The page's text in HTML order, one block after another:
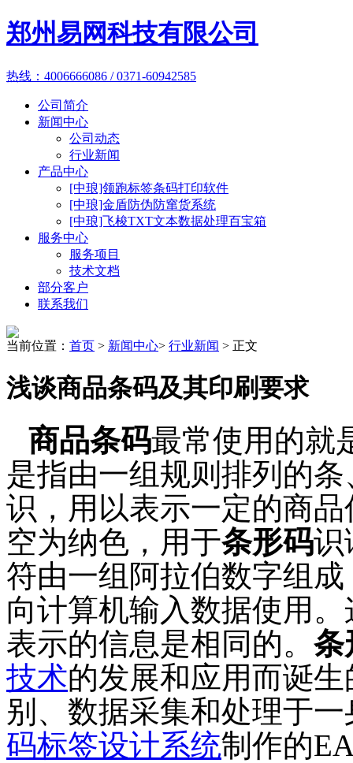
郑州易网科技有限公司
热线：4006666086 / 0371-60942585
公司简介
新闻中心
公司动态
行业新闻
产品中心
[中琅]领跑标签条码打印软件
[中琅]金盾防伪防窜货系统
[中琅]飞梭TXT文本数据处理百宝箱
服务中心
服务项目
技术文档
部分客户
联系我们
当前位置： 首页 > 新闻中心> 行业新闻 > 正文
浅谈商品条码及其印刷要求
商品条码最常使用的就
是指由一组规则排列的
识，用以表示一定的商
空为纳色，用于条形码识
符由一组阿拉伯数字组
向计算机输入数据使用
表示的信息是相同的。 条
技术的发展和应用而诞
别、数据采集和处理于
码标签设计系统制作的